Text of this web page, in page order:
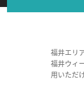
福井エリ
福井ウィ
用いただ